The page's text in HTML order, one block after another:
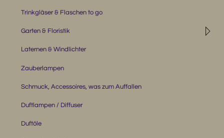
Trinkgläser & Flaschen to go
◹
Garten & Floristik
Laternen & Windlichter
Zauberlampen
Schmuck, Accessoires, was zum Auffallen
Duftlampen / Diffuser
Duftöle